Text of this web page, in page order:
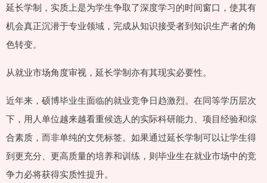
延长学制，实质上是为学生争取了深度学习的时间窗口，使其有
机会真正沉潜于专业领域，完成从知识接受者到知识生产者的角
色转变。
从就业市场角度审视，延长学制亦有其现实必要性。
近年来，硕博毕业生面临的就业竞争日趋激烈。在同等学历层次
下，用人单位越来越看重候选人的实际科研能力、项目经验和综
合素质，而非单纯的文凭标签。如果通过延长学制可以让学生得
到更充分、更高质量的培养和训练，则毕业生在就业市场中的竞
争力必将获得实质性提升。